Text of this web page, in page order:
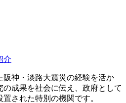
介
阪神・淡路大震災の経験を活か
の成果を社会に伝え、政府として
された特別の機関です。